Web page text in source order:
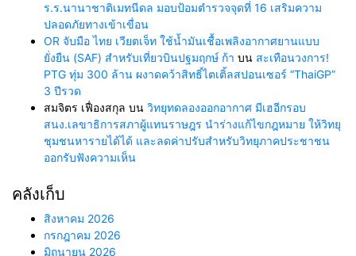
ร.ร.นานาชาติเมทนีดล มอบป้อมตำรวจจุดที่ 16 เสริมความ
ปลอดภัยทางเข้าเขื่อน
OR จับมือ ไทย เวียตเจ็ท ใช้น้ำมันเชื้อเพลิงอากาศยานแบบ
ยั่งยืน (SAF) สำหรับเที่ยวบินปฐมฤกษ์ ก้า บน สะเทือนวงการ!
PTG ทุ่ม 300 ล้าน ผงาดคว้าสิทธิ์ไตเติ้ลสปอนเซอร์ “ThaiGP”
3 ปีรวด
สมจิตร เฟื่องสกุล บน วิทยุทดลองออกอากาศ มีเฮอีกรอบ
สนง.เลขาธิการสภาผู้แทนราษฎร นำร่างแก้ไขกฎหมาย ให้วิทยุ
ชุมชนหารายได้ได้ และลดค่าปรับสำหรับวิทยุภาคประชาชน
ออกรับฟังความเห็น
คลังเก็บ
สิงหาคม 2026
กรกฎาคม 2026
มิถุนายน 2026